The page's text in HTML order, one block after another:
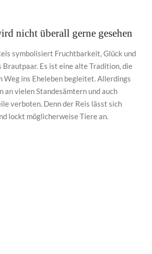
nicht überall gerne gesehen
symbolisiert Fruchtbarkeit, Glück und
Brautpaar. Es ist eine alte Tradition, die
Weg ins Eheleben begleitet. Allerdings
an vielen Standesämtern und auch
verboten. Denn der Reis lässt sich
lockt möglicherweise Tiere an.